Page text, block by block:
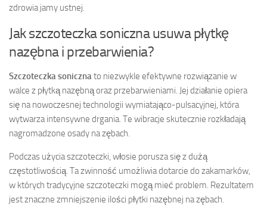
zdrowia jamy ustnej.
Jak szczoteczka soniczna usuwa płytkę
nazębna i przebarwienia?
Szczoteczka sonicznato niezwykle efektywne rozwiązanie w
walce z płytką nazębną oraz przebarwieniami. Jej działanie opiera
się na nowoczesnej technologii wymiatająco-pulsacyjnej, która
wytwarza intensywne drgania. Te wibracje skutecznie rozkładają
nagromadzone osady na zębach.
Podczas użycia szczoteczki, włosie porusza się z dużą
częstotliwością. Ta zwinność umożliwia dotarcie do zakamarków,
w których tradycyjne szczoteczki mogą mieć problem. Rezultatem
jest znaczne zmniejszenie ilości płytki nazębnej na zębach.